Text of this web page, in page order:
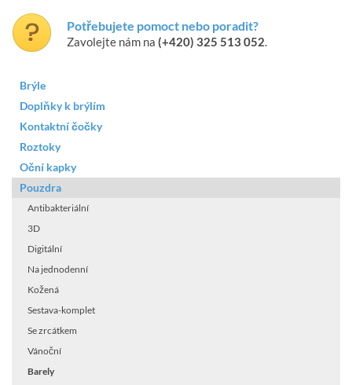
Potřebujete pomoct nebo poradit?
Zavolejte nám na (+420) 325 513 052.
Brýle
Doplňky k brýlím
Kontaktní čočky
Roztoky
Oční kapky
Pouzdra
Antibakteriální
3D
Digitální
Na jednodenní
Kožená
Sestava-komplet
Se zrcátkem
Vánoční
Barely